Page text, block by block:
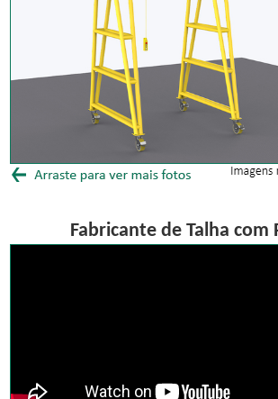
Fabricante de Talha com